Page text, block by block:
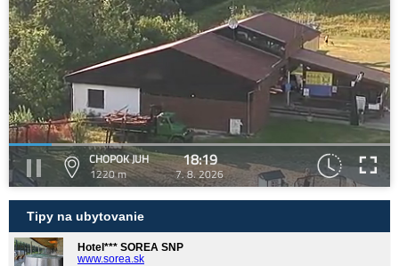
CHOPOK JUH
1220 m
18:19
7. 8. 2026
Tipy na ubytovanie
Hotel*** SOREA SNP
www.sorea.sk